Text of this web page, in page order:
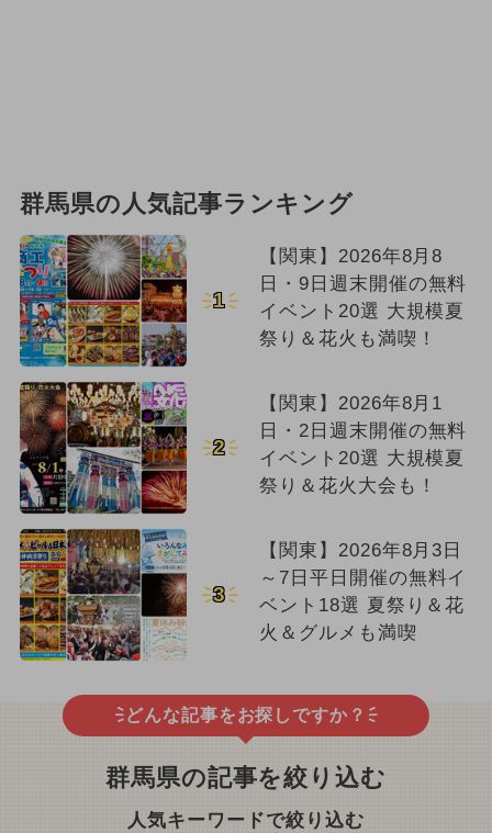
群馬県の人気記事ランキング
1
【関東】2026年8月8
日・9日週末開催の無料
イベント20選 大規模夏
祭り＆花火も満喫！
2
【関東】2026年8月1
日・2日週末開催の無料
イベント20選 大規模夏
祭り＆花火大会も！
3
【関東】2026年8月3日
～7日平日開催の無料イ
ベント18選 夏祭り＆花
火＆グルメも満喫
どんな記事をお探しですか？
群馬県の記事を絞り込む
人気キーワードで絞り込む